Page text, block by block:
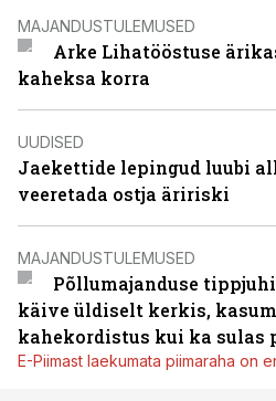
MAJANDUSTULEMUSED
Arke Lihatööstuse
kaheksa korra
UUDISED
Jaekettide lepingud luubi
veeretada ostja äririski
MAJANDUSTULEMUSED
Põllumajanduse
käive üldiselt kerkis,
kahekordistus kui ka sulas
E-Piimast laekumata piimaraha on